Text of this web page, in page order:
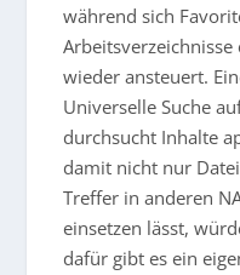
während sich
wieder ansteuert.
Universelle Suche
durchsucht Inhalte
damit nicht nur
Treffer in anderen
einsetzen lässt,
dafür gibt es ein